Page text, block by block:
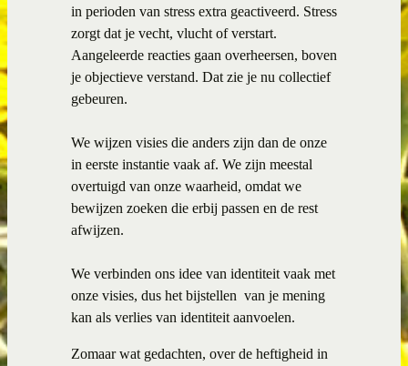
in perioden van stress extra geactiveerd. Stress
zorgt dat je vecht, vlucht of verstart.
Aangeleerde reacties gaan overheersen, boven
je objectieve verstand. Dat zie je nu collectief
gebeuren.
We wijzen visies die anders zijn dan de onze
in eerste instantie vaak af. We zijn meestal
overtuigd van onze waarheid, omdat we
bewijzen zoeken die erbij passen en de rest
afwijzen.
We verbinden ons idee van identiteit vaak met
onze visies, dus het bijstellen van je mening
kan als verlies van identiteit aanvoelen.
Zomaar wat gedachten, over de heftigheid in